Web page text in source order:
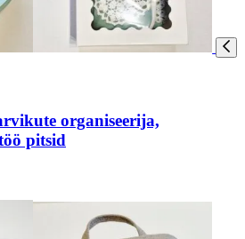
organiseerija,
pitsid